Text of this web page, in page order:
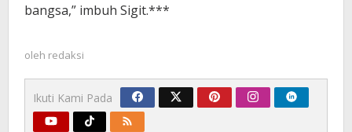
bangsa,” imbuh Sigit.***
oleh redaksi
Ikuti Kami Pada